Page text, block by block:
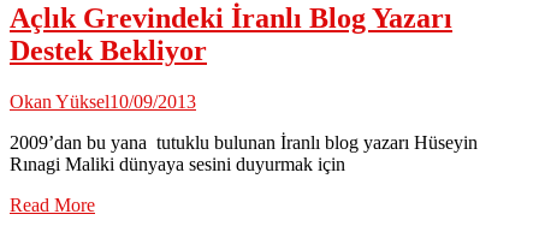
Açlık Grevindeki İranlı Blog Yazarı
Destek Bekliyor
Okan Yüksel10/09/2013
2009’dan bu yana tutuklu bulunan İranlı blog yazarı Hüseyin
Rınagi Maliki dünyaya sesini duyurmak için
Read More